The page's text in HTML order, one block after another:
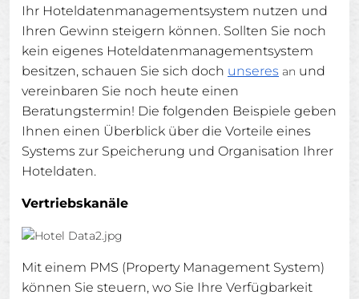
Ihr Hoteldatenmanagementsystem nutzen und
Ihren Gewinn steigern können. Sollten Sie noch
kein eigenes Hoteldatenmanagementsystem
besitzen, schauen Sie sich doch unseres an und
vereinbaren Sie noch heute einen
Beratungstermin! Die folgenden Beispiele geben
Ihnen einen Überblick über die Vorteile eines
Systems zur Speicherung und Organisation Ihrer
Hoteldaten.
Vertriebskanäle
Mit einem PMS (Property Management System)
können Sie steuern, wo Sie Ihre Verfügbarkeit